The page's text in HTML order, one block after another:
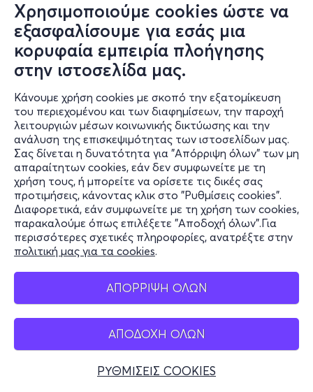
Χρησιμοποιούμε cookies ώστε να
εξασφαλίσουμε για εσάς μια
κορυφαία εμπειρία πλοήγησης
στην ιστοσελίδα μας.
Κάνουμε χρήση cookies με σκοπό την εξατομίκευση
του περιεχομένου και των διαφημίσεων, την παροχή
λειτουργιών μέσων κοινωνικής δικτύωσης και την
ανάλυση της επισκεψιμότητας των ιστοσελίδων μας.
Σας δίνεται η δυνατότητα για "Απόρριψη όλων" των μη
απαραίτητων cookies, εάν δεν συμφωνείτε με τη
χρήση τους, ή μπορείτε να ορίσετε τις δικές σας
προτιμήσεις, κάνοντας κλικ στο "Ρυθμίσεις cookies".
Διαφορετικά, εάν συμφωνείτε με τη χρήση των cookies,
παρακαλούμε όπως επιλέξετε "Αποδοχή όλων".Για
περισσότερες σχετικές πληροφορίες, ανατρέξτε στην
πολιτική μας για τα cookies.
ΑΠΟΡΡΙΨΗ ΟΛΩΝ
ΑΠΟΔΟΧΗ ΟΛΩΝ
ΡΥΘΜΙΣΕΙΣ COOKIES